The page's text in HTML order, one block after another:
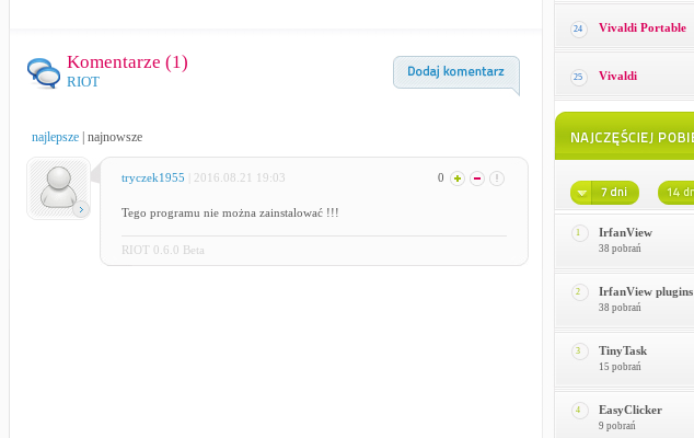
Komentarze (1)
RIOT
najlepsze| najnowsze
tryczek1955 | 2016.08.21 19:03 0
Tego programu nie można zainstalować !!!
RIOT 0.6.0 Beta
24 Vivaldi Portable
25 Vivaldi
1 IrfanView
38 pobrań
2 IrfanView plugins
38 pobrań
3 TinyTask
15 pobrań
4 EasyClicker
9 pobrań